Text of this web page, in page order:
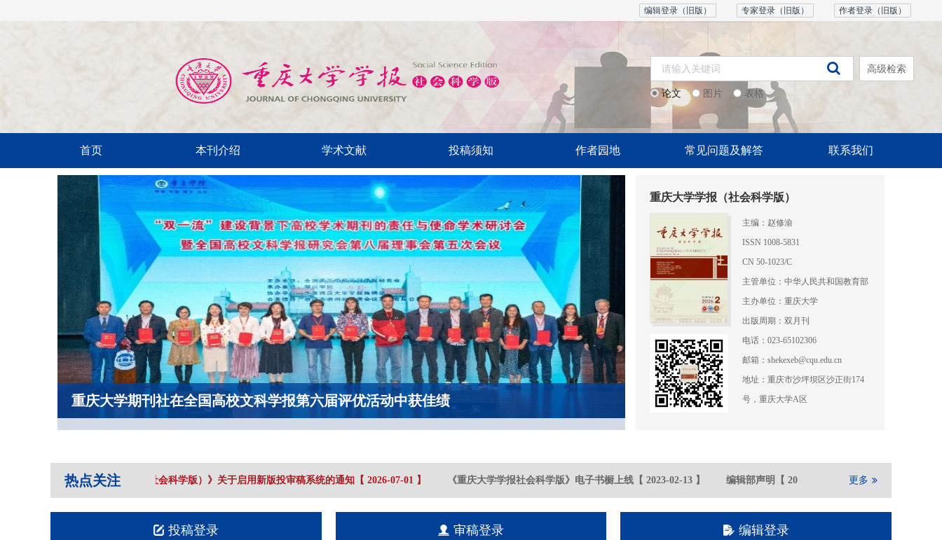
作者登录（旧版）
专家登录（旧版）
编辑登录（旧版）
论文 图片 表格
高级检索
首页 本刊介绍 学术文献 投稿须知 作者园地 常见问题及解答 联系我们
重庆大学期刊社在全国高校文科学报第六届评优活动中获佳绩
重庆大学学报（社会科学版）
主编：赵修渝
ISSN 1008-5831
CN 50-1023/C
主管单位：中华人民共和国教育部
主办单位：重庆大学
出版周期：双月刊
电话：023-65102306
邮箱：shekexeb@cqu.edu.cn
地址：重庆市沙坪坝区沙正街174
号，重庆大学A区
热点关注
《重庆大学学报（社会科学版）》关于启用新版投审稿系统的通知【 2026-07-01】 《重庆大学学报社会科学版》电子书橱上线【 2023-02-13】 编辑部声明【 2021-05 重庆大学期刊社在
更多
投稿登录 审稿登录 编辑登录